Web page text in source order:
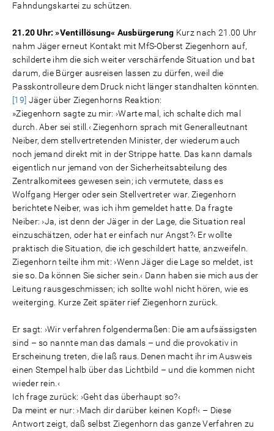
Fahndungskartei zu schützen.
21.20 Uhr: »Ventillösung« Ausbürgerung Kurz nach 21.00 Uhr
nahm Jäger erneut Kontakt mit MfS-Oberst Ziegenhorn auf,
schilderte ihm die sich weiter verschärfende Situation und bat
darum, die Bürger ausreisen lassen zu dürfen, weil die
Passkontrolleure dem Druck nicht länger standhalten könnten.
[19] Jäger über Ziegenhorns Reaktion:
»Ziegenhorn sagte zu mir: ›Warte mal, ich schalte dich mal
durch. Aber sei still.‹ Ziegenhorn sprach mit Generalleutnant
Neiber, dem stellvertretenden Minister, der wiederum auch
noch jemand direkt mit in der Strippe hatte. Das kann damals
eigentlich nur jemand von der Sicherheitsabteilung des
Zentralkomitees gewesen sein; ich vermutete, dass es
Wolfgang Herger oder sein Stellvertreter war. Ziegenhorn
berichtete Neiber, was ich ihm gemeldet hatte. Da fragte
Neiber: ›Ja, ist denn der Jäger in der Lage, die Situation real
einzuschätzen, oder hat er einfach nur Angst?‹ Er wollte
praktisch die Situation, die ich geschildert hatte, anzweifeln.
Ziegenhorn teilte ihm mit: ›Wenn Jäger die Lage so meldet, ist
sie so. Da können Sie sicher sein.‹ Dann haben sie mich aus der
Leitung rausgeschmissen; ich sollte wohl nicht hören, wie es
weiterging. Kurze Zeit später rief Ziegenhorn zurück.
Er sagt: ›Wir verfahren folgendermaßen: Die am aufsässigsten
sind – so nannte man das damals – und die provokativ in
Erscheinung treten, die laß raus. Denen macht ihr im Ausweis
einen Stempel halb über das Lichtbild – und die kommen nicht
wieder rein.‹
Ich frage zurück: ›Geht das überhaupt so?‹
Da meint er nur: ›Mach dir darüber keinen Kopf!‹ – Diese
Antwort zeigt, daß selbst Ziegenhorn das ganze Verfahren zu